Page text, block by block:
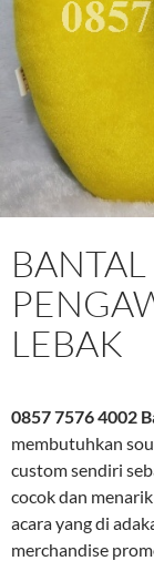
LEBAK
0857 7576 4002
membutuhkan
custom sendiri
cocok dan
acara yang di
merchandise